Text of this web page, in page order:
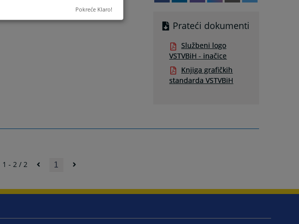
Prateći dokumenti
Službeni logo
VSTVBiH - inačice
Knjiga grafičkih
standarda VSTVBiH
1 - 2 / 2 1
Pokreće Klaro!